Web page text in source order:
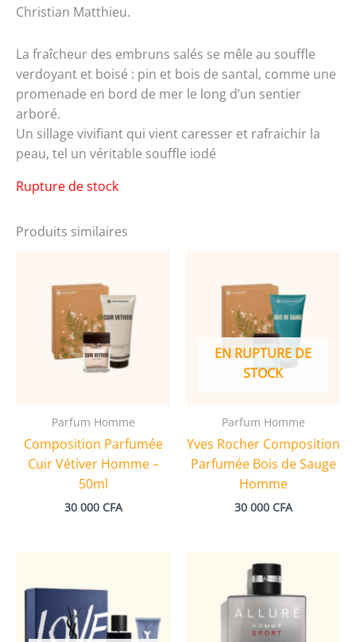
Christian Matthieu.
La fraîcheur des embruns salés se mêle au souffle
verdoyant et boisé : pin et bois de santal, comme une
promenade en bord de mer le long d’un sentier
arboré.
Un sillage vivifiant qui vient caresser et rafraichir la
peau, tel un véritable souffle iodé
Rupture de stock
Produits similaires
Parfum Homme
Composition Parfumée
Cuir Vétiver Homme –
50ml
30 000 CFA
EN RUPTURE DE
STOCK
Parfum Homme
Yves Rocher Composition
Parfumée Bois de Sauge
Homme
30 000 CFA